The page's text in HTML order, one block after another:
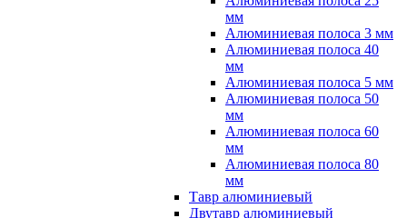
мм
Алюминиевая полоса 3 мм
Алюминиевая полоса 40
мм
Алюминиевая полоса 5 мм
Алюминиевая полоса 50
мм
Алюминиевая полоса 60
мм
Алюминиевая полоса 80
мм
Тавр алюминиевый
Двутавр алюминиевый